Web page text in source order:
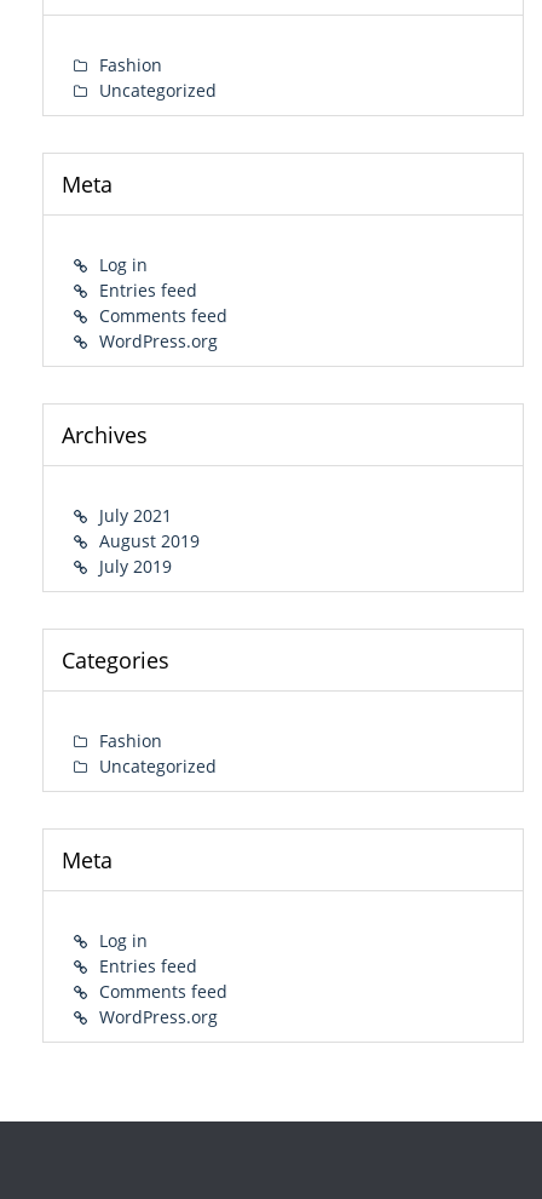
Fashion
Uncategorized
Meta
Log in
Entries feed
Comments feed
WordPress.org
Archives
July 2021
August 2019
July 2019
Categories
Fashion
Uncategorized
Meta
Log in
Entries feed
Comments feed
WordPress.org